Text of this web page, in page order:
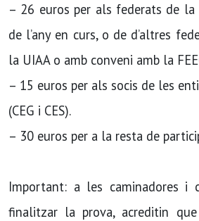
– 26 euros per als federats de la
de l’any en curs, o de d’altres
la UIAA o amb conveni amb la
– 15 euros per als socis de les
(CEG i CES).
– 30 euros per a la resta de
Important: a les caminadores i
finalitzar la prova, acreditin